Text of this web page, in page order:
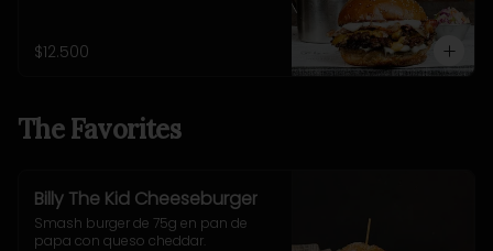
fritas con sides de coleslaw y salsa
cheddar.
$12.500
The Favorites
Billy The Kid Cheeseburger
Smash burger de 75g en pan de
papa con queso cheddar.